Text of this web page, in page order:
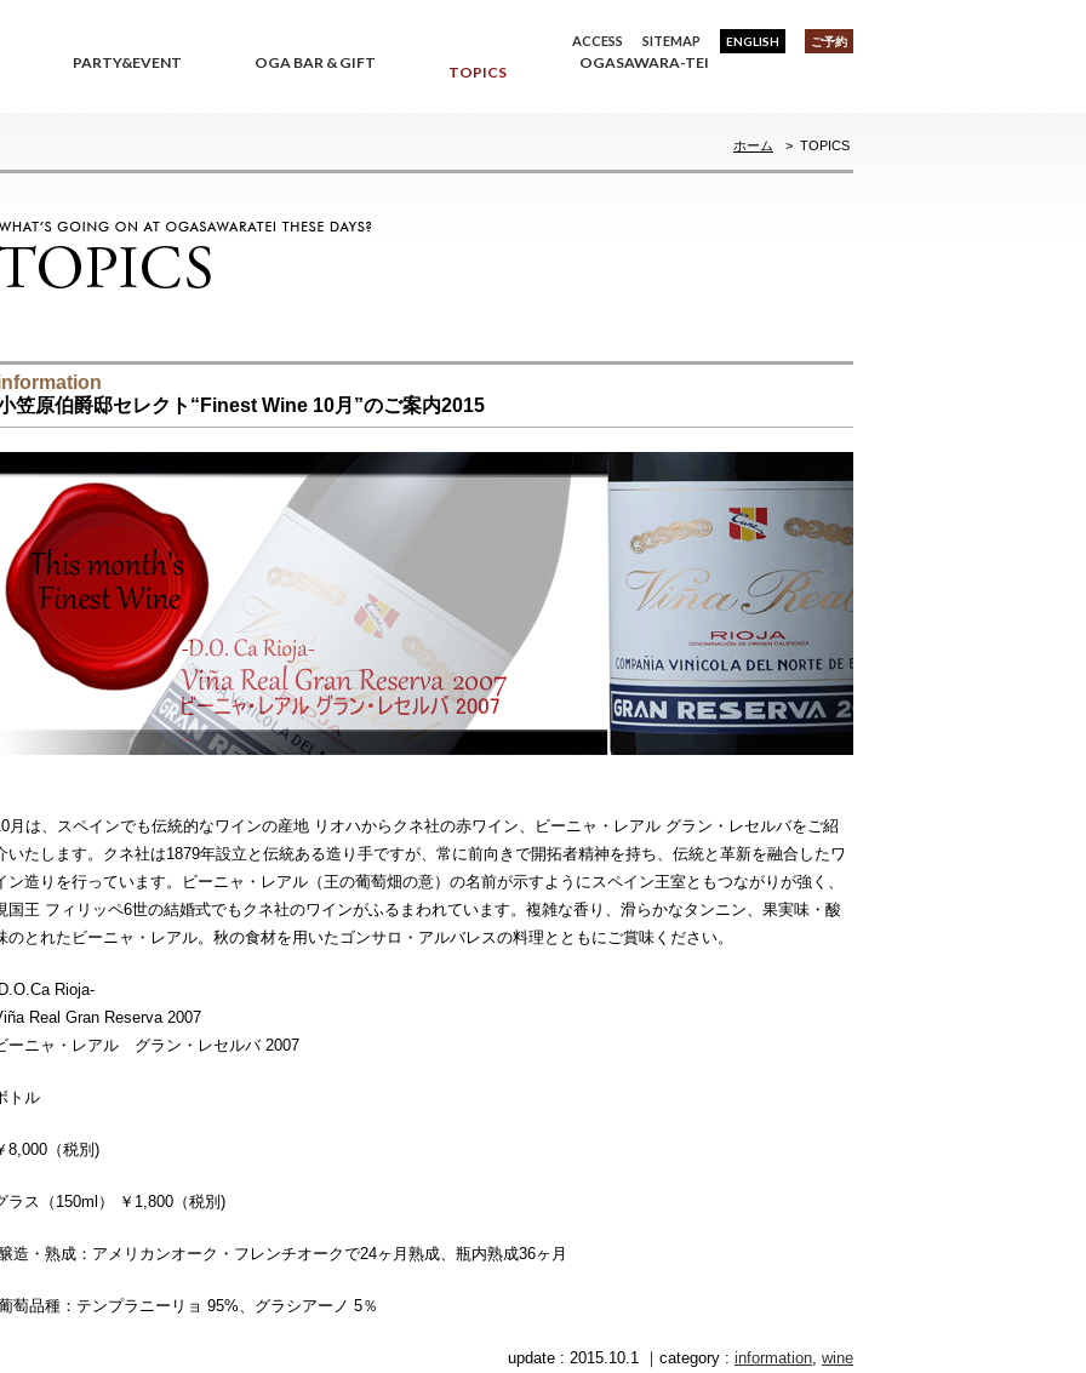
ACCESS SITEMAP ENGLISH ご予約
PARTY&EVENT OGA BAR & GIFT
TOPICS
OGASAWARA-TEI
ホーム > TOPICS
笠原伯爵邸セレクト“Finest Wine 10月”のご案内2015
月は、スペインでも伝統的なワインの産地 リオハからクネ社の赤ワイン、ビーニャ・レアル グラン・レセルバをご紹
いたします。クネ社は1879年設立と伝統ある造り手ですが、常に前向きで開拓者精神を持ち、伝統と革新を融合したワ
ン造りを行っています。ビーニャ・レアル（王の葡萄畑の意）の名前が示すようにスペイン王室ともつながりが強く、
国王 フィリッペ6世の結婚式でもクネ社のワインがふるまわれています。複雑な香り、滑らかなタンニン、果実味・酸
のとれたビーニャ・レアル。秋の食材を用いたゴンサロ・アルバレスの料理とともにご賞味ください。
Rioja-
Real Gran Reserva 2007
ーニャ・レアル グラン・レセルバ 2007
トル
8,000（税別)
ラス（150ml） ￥1,800（税別)
造・熟成：アメリカンオーク・フレンチオークで24ヶ月熟成、瓶内熟成36ヶ月
萄品種：テンプラニーリョ 95%、グラシアーノ 5％
update : 2015.10.1 ｜category : information, wine